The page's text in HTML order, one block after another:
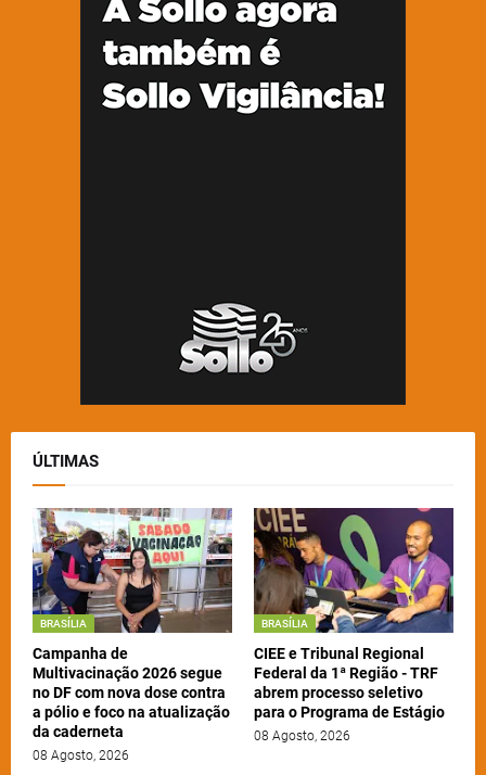
ÚLTIMAS
BRASÍLIA
Campanha de
Multivacinação 2026 segue
no DF com nova dose contra
a pólio e foco na atualização
da caderneta
08 Agosto, 2026
BRASÍLIA
CIEE e Tribunal Regional
Federal da 1ª Região - TRF
abrem processo seletivo
para o Programa de Estágio
08 Agosto, 2026